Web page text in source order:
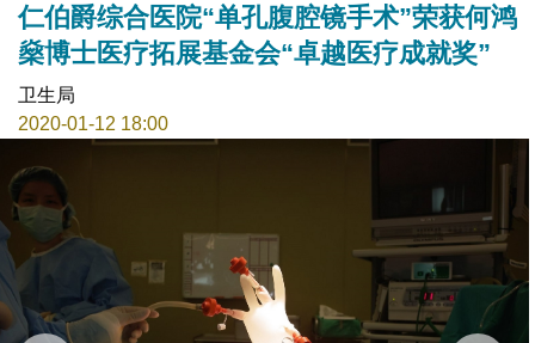
仁伯爵综合医院“单孔腹腔镜手术”荣获何鸿
燊博士医疗拓展基金会“卓越医疗成就奖”
卫生局
2020-01-12 18:00